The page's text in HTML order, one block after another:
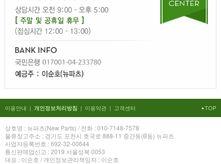
이용안내 | 개인정보처리방침 | 이용약관 | 고객센터 TOP
상호명 : 뉴파츠(New Parts) / 전화 : 010-7148-7578
물류창고주소 : 경기도 포천시 호국로 888-11 중간동(B동) 뉴파츠
사업자등록번호 : 692-32-00644
통신판매업신고 : 2019 서울성북 0053
대표 : 이순호 / 개인정보관리책임자 : 이순호